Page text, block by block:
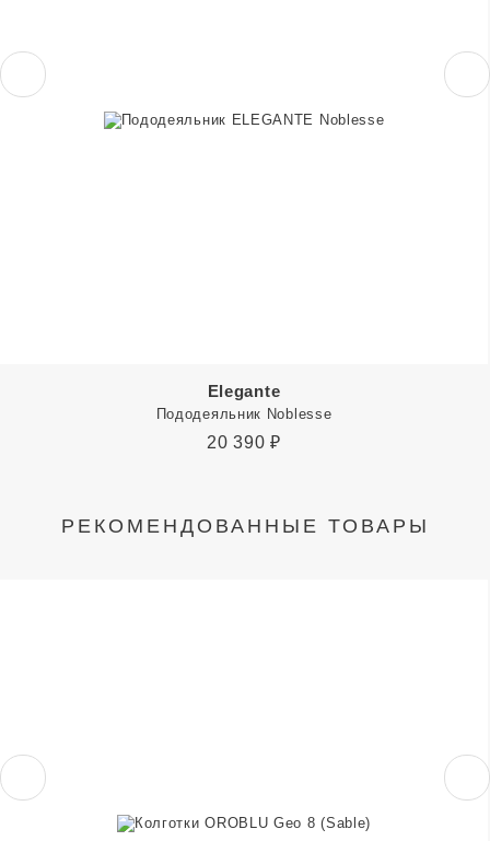
Elegante
Пододеяльник Noblesse
20 390 ₽
РЕКОМЕНДОВАННЫЕ ТОВАРЫ